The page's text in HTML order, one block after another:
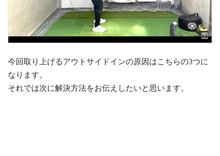
今回取り上げるアウトサイドインの原因はこちらの3つに
なります。
それでは次に解決方法をお伝えしたいと思います。